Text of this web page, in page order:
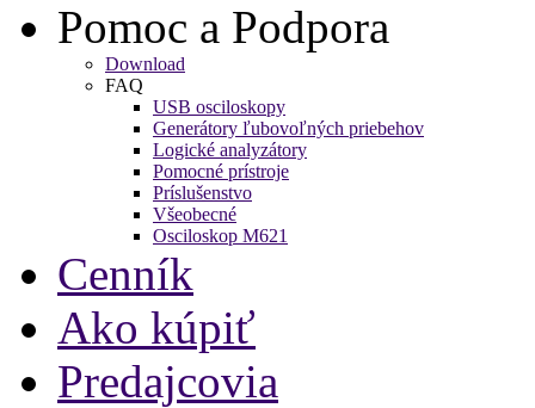
Pomoc a Podpora
Download
FAQ
USB osciloskopy
Generátory ľubovoľných priebehov
Logické analyzátory
Pomocné prístroje
Príslušenstvo
Všeobecné
Osciloskop M621
Cenník
Ako kúpiť
Predajcovia